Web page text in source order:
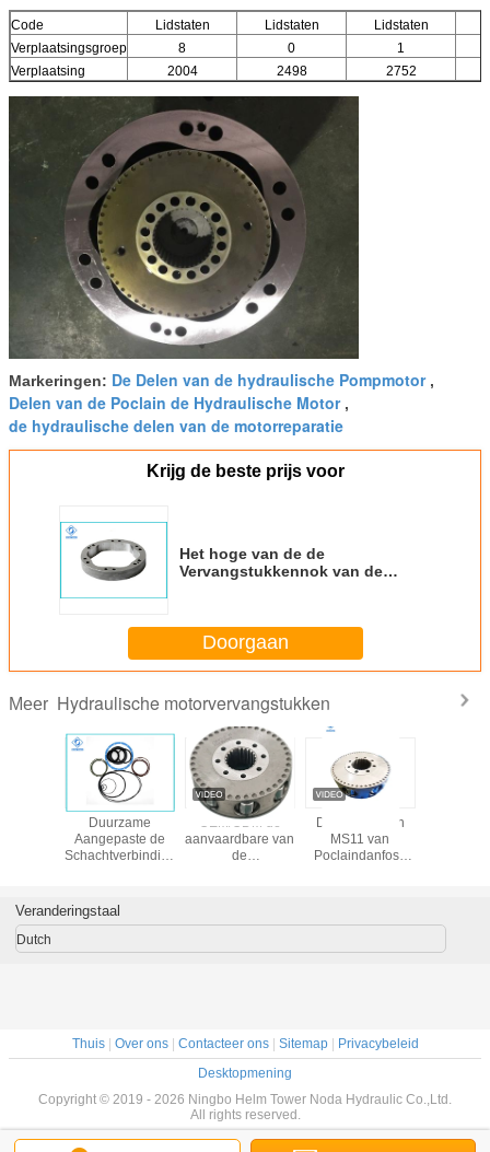
Code Lidstaten Lidstaten Lidstaten
Verplaatsingsgroep
8 0
1
Verplaatsing
2004 2498 2752
Markeringen: De Delen van de hydraulische Pompmotor,
Delen van de Poclain de Hydraulische Motor,
de hydraulische delen van de motorreparatie
Krijg de beste prijs voor
Het hoge van de de
Vervangstukkennok van de
Rings Teeny Slijtage
Doorgaan
Meer Hydraulische motorvervangstukken
Duurzame
Aangepaste de
Schachtverbindingen
Motor MCR05
voor
OEM/ODM de
aanvaardbare van
de
Roterende Groep
De Motordelen
MS11 van
Poclaindanfoss
voor de Radiale
Zuigerrotor
Veranderingstaal
Dutch
Thuis| Over ons| Contacteer ons| Sitemap| Privacybeleid
Desktopmening
Copyright © 2019 - 2026 Ningbo Helm Tower Noda Hydraulic Co.,Ltd.
All rights reserved.